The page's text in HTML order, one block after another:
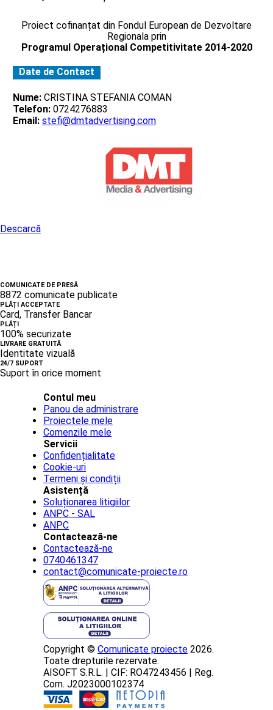
Proiect cofinanțat din Fondul European de Dezvoltare
Regionala prin
Programul Operațional Competitivitate 2014-2020
Date de Contact
Nume: CRISTINA STEFANIA COMAN
Telefon: 0724276883
Email: stefi@dmtadvertising.com
Descarcă
COMUNICATE DE PRESĂ
8872 comunicate publicate
PLĂȚI ACCEPTATE
Card, Transfer Bancar
PLĂȚI
100% securizate
LIVRARE GRATUITĂ
Identitate vizuală
24/7 SUPORT
Suport în orice moment
Contul meu
Panou de administrare
Proiectele mele
Comenzile mele
Servicii
Confidențialitate
Cookie-uri
Termeni și condiții
Asistență
Soluționarea litigiilor
ANPC - SAL
ANPC
Contactează-ne
Contactează-ne
0740461347
contact@comunicate-proiecte.ro
Copyright © Comunicate proiecte 2026.
Toate drepturile rezervate.
AISOFT S.R.L. | CIF: RO47243456 | Reg.
Com. J2023000102374